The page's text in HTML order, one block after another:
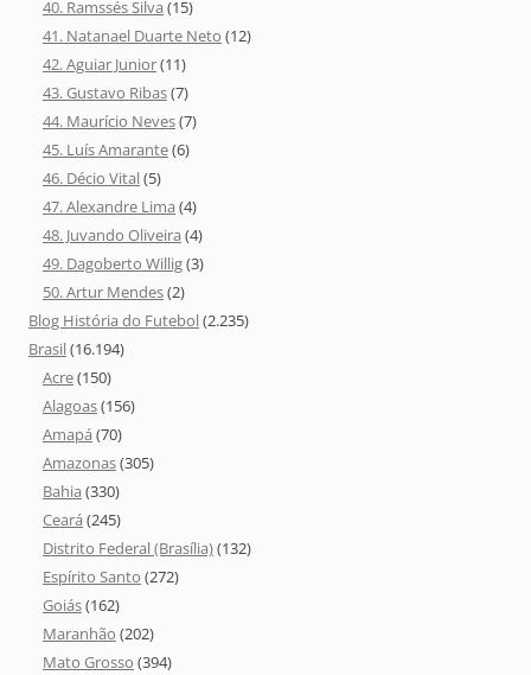
40. Ramssés Silva (15)
41. Natanael Duarte Neto (12)
42. Aguiar Junior(11)
43. Gustavo Ribas(7)
44. Maurício Neves(7)
45. Luís Amarante(6)
46. Décio Vital(5)
47. Alexandre Lima (4)
48. Juvando Oliveira (4)
49. Dagoberto Willig(3)
50. Artur Mendes(2)
Blog História do Futebol(2.235)
Brasil(16.194)
Acre(150)
Alagoas(156)
Amapá (70)
Amazonas(305)
Bahia (330)
Ceará (245)
Distrito Federal (Brasília)(132)
Espírito Santo (272)
Goiás(162)
Maranhão (202)
Mato Grosso (394)